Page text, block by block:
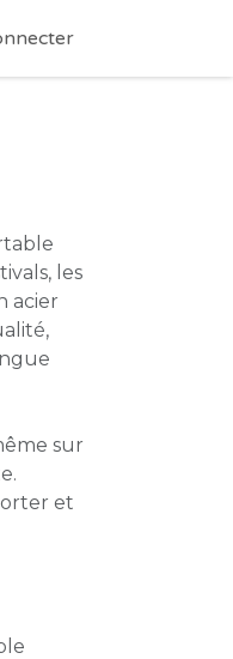
les
acier
sur
et